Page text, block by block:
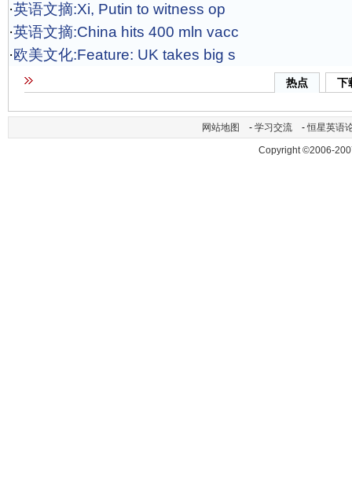
·英语文摘:Xi, Putin to witness op
·英语文摘:China hits 400 mln vacc
·欧美文化:Feature: UK takes big s
热点 下
网站地图 - 学习交流 -恒星英语
Copyright ©2006-